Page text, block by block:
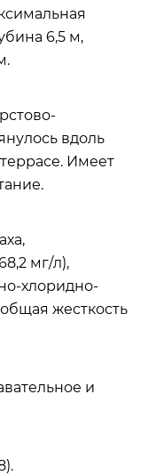
6,5 м,
вдоль
Имеет
мг/л),
хлоридно-
жесткость
и